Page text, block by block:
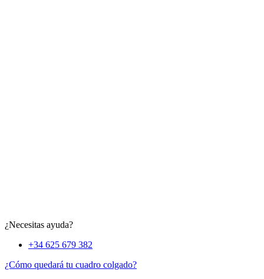
¿Necesitas ayuda?
+34 625 679 382
¿Cómo quedará tu cuadro colgado?